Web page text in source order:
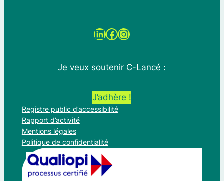
LinkedIn Facebook Instagram
Je veux soutenir C-Lancé :
J’adhère !
Registre public d’accessibilité
Rapport d’activité
Mentions légales
Politique de confidentialité